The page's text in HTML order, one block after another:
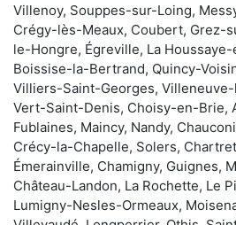
Villenoy, Souppes-sur-Loing,
Crégy-lès-Meaux, Coubert, Grez-
le-Hongre, Égreville, La
Boissise-la-Bertrand, Quincy-
Villiers-Saint-Georges,
Vert-Saint-Denis, Choisy-en-Brie,
Fublaines, Maincy, Nandy,
Crécy-la-Chapelle, Solers,
Émerainville, Chamigny, Guignes,
Château-Landon, La Rochette, Le
Lumigny-Nesles-Ormeaux,